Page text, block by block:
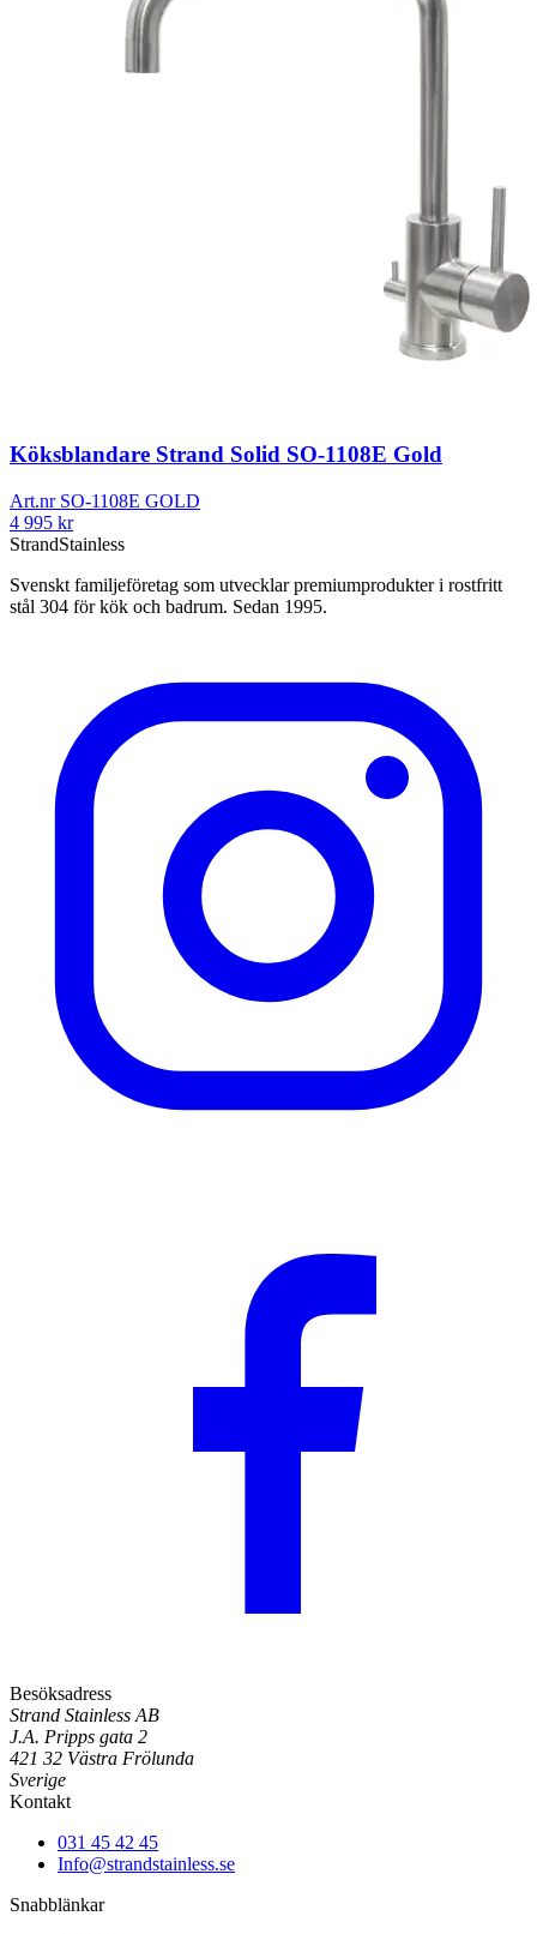
Köksblandare Strand Solid SO-1108E Gold
Art.nr SO-1108E GOLD
4 995 kr
StrandStainless
Svenskt familjeföretag som utvecklar premiumprodukter i rostfritt
stål 304 för kök och badrum. Sedan 1995.
Besöksadress
Strand Stainless AB
J.A. Pripps gata 2
421 32 Västra Frölunda
Sverige
Kontakt
031 45 42 45
Info@strandstainless.se
Snabblänkar